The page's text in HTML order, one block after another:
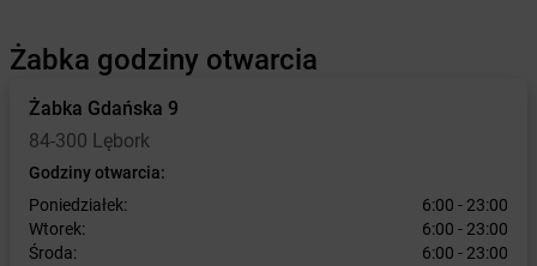
Żabka godziny otwarcia
Żabka Gdańska 9
84-300 Lębork
Godziny otwarcia:
Poniedziałek:
6:00 - 23:00
Wtorek:
6:00 - 23:00
Środa:
6:00 - 23:00